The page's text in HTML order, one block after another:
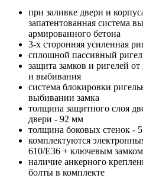
при заливке двери и
запатентованная система
армированного бетона
3-х сторонняя усиленная
сплошной пассивный
защита замков и ригелей
и выбивания
система блокировки
выбивании замка
толщина защитного слоя
двери - 92 мм
толщина боковых стенок -
комплектуются
610/E36 + ключевым
наличие анкерного
болты в комплекте